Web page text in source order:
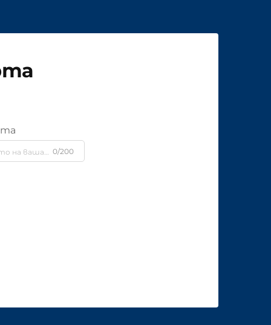
0/200